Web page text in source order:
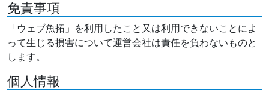
免責事項
「ウェブ魚拓」を利用したこと又は利用できないことによ
って生じる損害について運営会社は責任を負わないものと
します。
個人情報